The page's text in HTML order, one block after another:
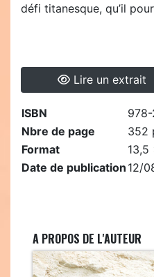
défi titanesque, qu’il
Lire un extrait
ISBN
Nbre de page
352
Format
13,5
Date de publication 12/
A PROPOS DE L'AUTEUR